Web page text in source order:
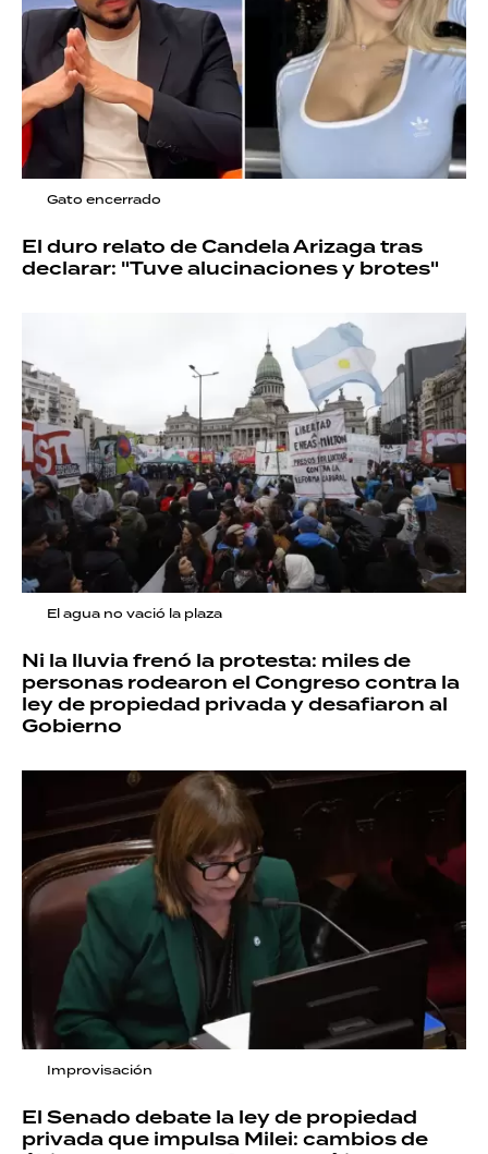
Gato encerrado
El duro relato de Candela Arizaga tras
declarar: "Tuve alucinaciones y brotes"
El agua no vació la plaza
Ni la lluvia frenó la protesta: miles de
personas rodearon el Congreso contra la
ley de propiedad privada y desafiaron al
Gobierno
Improvisación
El Senado debate la ley de propiedad
privada que impulsa Milei: cambios de